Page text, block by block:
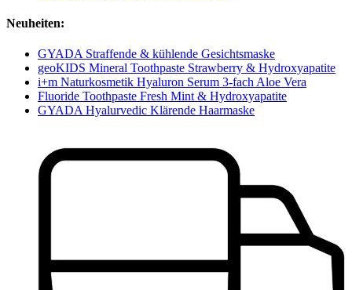
Neuheiten:
GYADA Straffende & kühlende Gesichtsmaske
geoKIDS Mineral Toothpaste Strawberry & Hydroxyapatite
i+m Naturkosmetik Hyaluron Serum 3-fach Aloe Vera
Fluoride Toothpaste Fresh Mint & Hydroxyapatite
GYADA Hyalurvedic Klärende Haarmaske